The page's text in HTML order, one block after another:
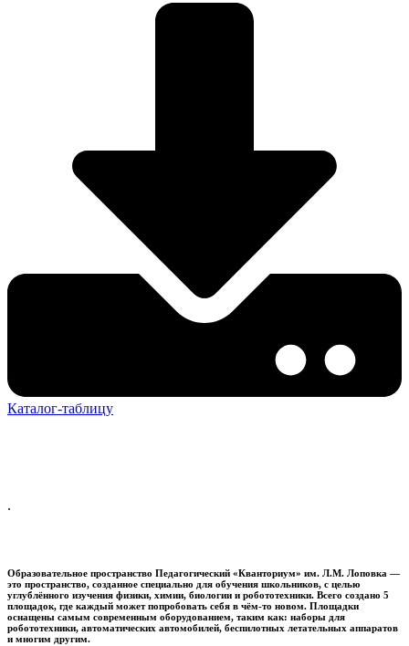
Каталог-таблицу
.
Образовательное пространство Педагогический «Кванториум» им. Л.М. Лоповка —
это пространство, созданное специально для обучения школьников, с целью
углублённого изучения физики, химии, биологии и робототехники. Всего создано 5
площадок, где каждый может попробовать себя в чём-то новом. Площадки
оснащены самым современным оборудованием, таким как: наборы для
робототехники, автоматических автомобилей, беспилотных летательных аппаратов
и многим другим.